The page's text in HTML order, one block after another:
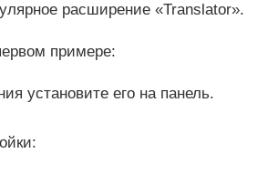
расширение «Translator».
примере:
установите его на панель.